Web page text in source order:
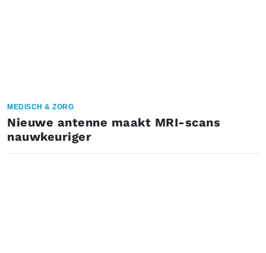
MEDISCH & ZORG
Nieuwe antenne maakt MRI-scans
nauwkeuriger